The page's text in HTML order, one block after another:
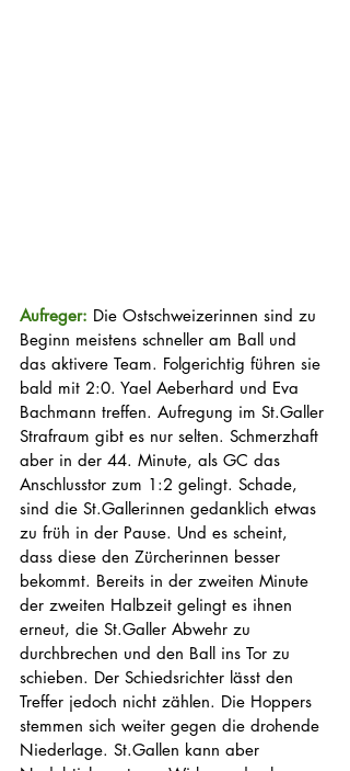
Aufreger: Die Ostschweizerinnen sind zu
Beginn meistens schneller am Ball und
das aktivere Team. Folgerichtig führen sie
bald mit 2:0. Yael Aeberhard und Eva
Bachmann treffen. Aufregung im St.Galler
Strafraum gibt es nur selten. Schmerzhaft
aber in der 44. Minute, als GC das
Anschlusstor zum 1:2 gelingt. Schade,
sind die St.Gallerinnen gedanklich etwas
zu früh in der Pause. Und es scheint,
dass diese den Zürcherinnen besser
bekommt. Bereits in der zweiten Minute
der zweiten Halbzeit gelingt es ihnen
erneut, die St.Galler Abwehr zu
durchbrechen und den Ball ins Tor zu
schieben. Der Schiedsrichter lässt den
Treffer jedoch nicht zählen. Die Hoppers
stemmen sich weiter gegen die drohende
Niederlage. St.Gallen kann aber